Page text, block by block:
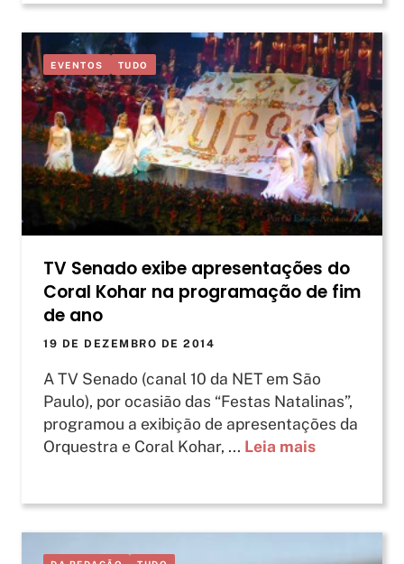
EVENTOS TUDO
TV Senado exibe apresentações do
Coral Kohar na programação de fim
de ano
19 DE DEZEMBRO DE 2014
A TV Senado (canal 10 da NET em São
Paulo), por ocasião das “Festas Natalinas”,
programou a exibição de apresentações da
Orquestra e Coral Kohar, ... Leia mais